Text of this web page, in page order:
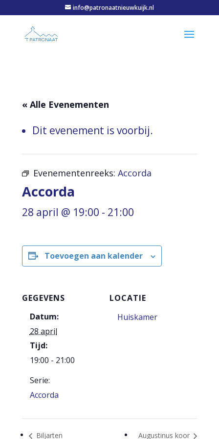
info@patronaatnieuwkuijk.nl
« Alle Evenementen
Dit evenement is voorbij.
Evenementenreeks: Accorda
Accorda
28 april @ 19:00 - 21:00
Toevoegen aan kalender
GEGEVENS
Datum:
28 april
Tijd:
19:00 - 21:00
Serie:
Accorda
LOCATIE
Huiskamer
Biljarten Augustinus koor